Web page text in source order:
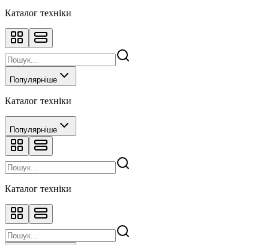
Каталог техніки
Популярніше
Каталог техніки
Популярніше
Каталог техніки